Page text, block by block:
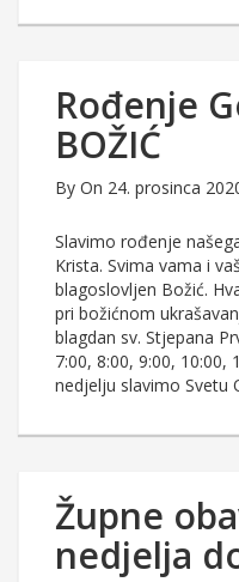
Rođenje
BOŽIĆ
By On 24. prosinca
Slavimo rođenje
Krista. Svima vama i
blagoslovljen Božić.
pri božićnom
blagdan sv. Stjepana
7:00, 8:00, 9:00, 10:00,
nedjelju slavimo Svetu
Župne
nedjelja